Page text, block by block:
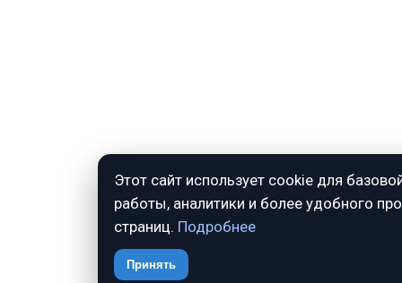
Этот сайт использует cookie для
работы, аналитики и более удобного
страниц. Подробнее
Принять